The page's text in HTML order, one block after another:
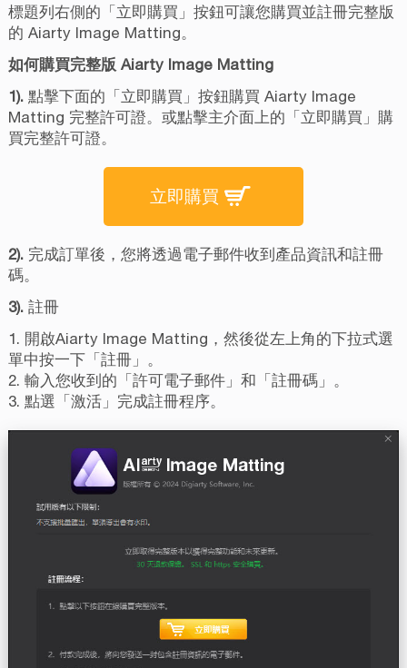
標題列右側的「立即購買」按鈕可讓您購買並註冊完整版
的 Aiarty Image Matting。
如何購買完整版 Aiarty Image Matting
1). 點擊下面的「立即購買」按鈕購買 Aiarty Image
Matting 完整許可證。或點擊主介面上的「立即購買」購
買完整許可證。
立即購買
2). 完成訂單後，您將透過電子郵件收到產品資訊和註冊
碼。
3). 註冊
1. 開啟Aiarty Image Matting，然後從左上角的下拉式選
單中按一下「註冊」。
2. 輸入您收到的「許可電子郵件」和「註冊碼」。
3. 點選「激活」完成註冊程序。